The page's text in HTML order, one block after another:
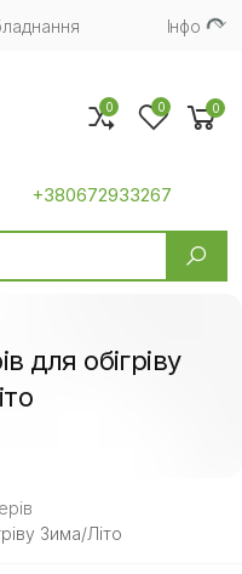
Iнфо
+380672933267
0 0 0
для обігріву
Зима/літо